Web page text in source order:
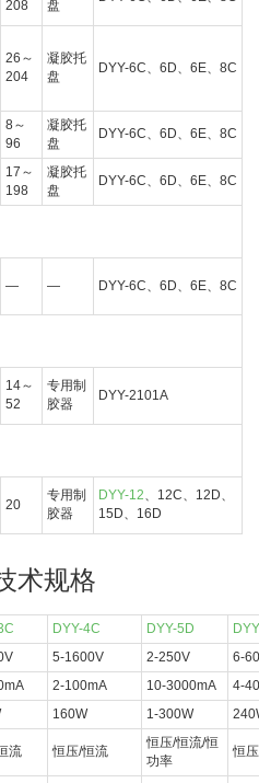
208 盘
26～
204
凝胶托
盘
DYY-6C、6D、6E、8C
8～
96
凝胶托
盘
DYY-6C、6D、6E、8C
17～
198
凝胶托
盘
DYY-6C、6D、6E、8C
— —
DYY-6C、6D、6E、8C
14～
52
专用制
胶器
DYY-2101A
20
专用制
胶器
DYY-12、12C、12D、
15D、16D
术规格
DYY-4C DYY-5D
5-1600V 2-250V
6-
2-100mA 10-3000mA
4-
160W 1-300W
流 恒压/恒流
恒压/恒流/恒
功率
恒